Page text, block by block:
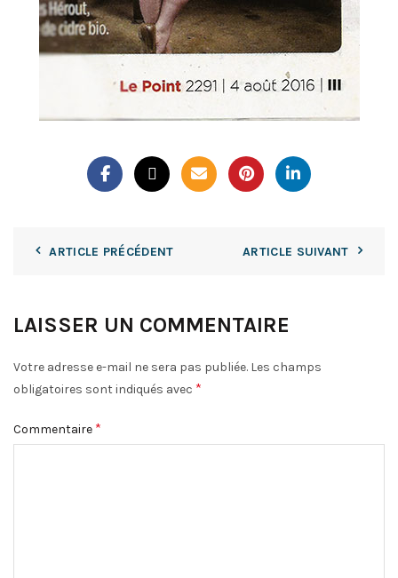
ARTICLE PRÉCÉDENT ARTICLE SUIVANT
LAISSER UN COMMENTAIRE
Votre adresse e-mail ne sera pas publiée. Les champs
obligatoires sont indiqués avec *
Commentaire *